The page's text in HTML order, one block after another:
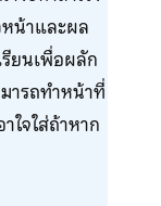
น้าและผล
ยนเพื่อผลัก
ารถทำหน้าที่
ใจใส่ถ้าหาก